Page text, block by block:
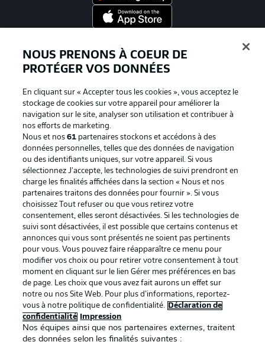
La publicité Conditions d’utilisation des
Mentions Légales Gérer mes préférences
Déclaration de
confidentialité
Diffuseurs
Travaux Contact
Impression Joueurs
NOUS PRENONS À COEUR DE
PROTÉGER VOS DONNÉES
En cliquant sur « Accepter tous les cookies », vous acceptez le
stockage de cookies sur votre appareil pour améliorer la
navigation sur le site, analyser son utilisation et contribuer à
nos efforts de marketing.
Nous et nos61 partenaires stockons et accédons à des
données personnelles, telles que des données de navigation
ou des identifiants uniques, sur votre appareil. Si vous
sélectionnez J'accepte, les technologies de suivi prendront en
charge les finalités affichées dans la section « Nous et nos
partenaires traitons des données pour fournir ». Si vous
choisissez Tout refuser ou que vous retirez votre
consentement, elles seront désactivées. Si les technologies de
suivi sont désactivées, il est possible que certains contenus et
annonces qui vous sont présentés ne soient pas pertinents
pour vous. Vous pouvez faire réapparaître ce menu pour
modifier vos choix ou pour retirer votre consentement à tout
moment en cliquant sur le lien Gérer mes préférences en bas
de page. Les choix que vous avez fait aurons un effet sur
notre ou nos Site Web. Pour plus d’informations, reportez-
vous à notre politique de confidentialité.
Déclaration de
confidentialité
Impression
Nos équipes ainsi que nos partenaires externes, traitent
des données selon les finalités suivantes :